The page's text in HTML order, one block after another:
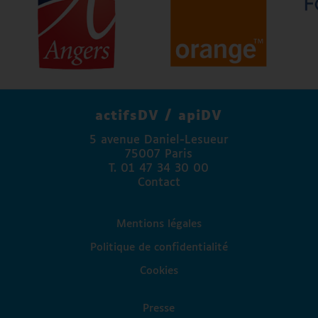
Agence régionale de santé Pays de la Loire
Angers Mécénat
Fondation Valentin Haüy
actifsDV / apiDV
5 avenue Daniel-Lesueur
75007 Paris
T. 01 47 34 30 00
Contact
Mentions légales
Politique de confidentialité
Cookies
Presse